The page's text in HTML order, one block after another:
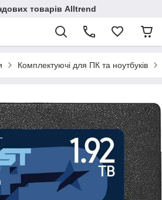
товарів Alltrend
Комплектуючі для ПК та ноутбуків